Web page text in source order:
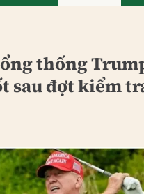
thống
sau đợt kiểm